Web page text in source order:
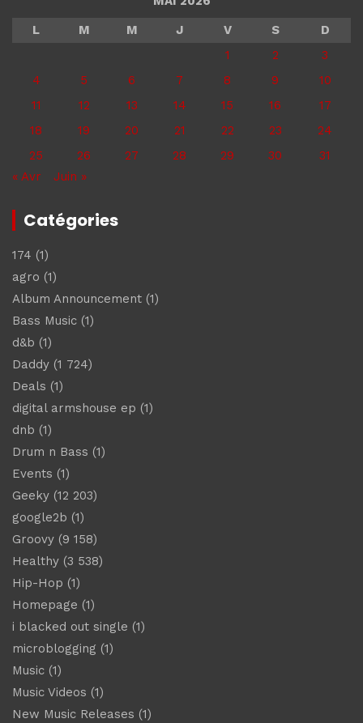
L
M M J V S
D
1
2
3
4
5 6 7 8 9
10
11
12 13 14 15 16
17
18
19 20 21 22 23
24
25
26 27 28 29 30
31
« Avr
Juin »
Catégories
174 (1)
agro (1)
Album Announcement (1)
Bass Music (1)
d&b (1)
Daddy (1 724)
Deals (1)
digital armshouse ep (1)
dnb (1)
Drum n Bass (1)
Events (1)
Geeky (12 203)
google2b (1)
Groovy (9 158)
Healthy (3 538)
Hip-Hop (1)
Homepage (1)
i blacked out single (1)
microblogging (1)
Music (1)
Music Videos (1)
New Music Releases (1)